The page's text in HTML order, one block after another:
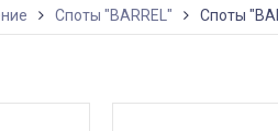
Споты "BARREL" Споты